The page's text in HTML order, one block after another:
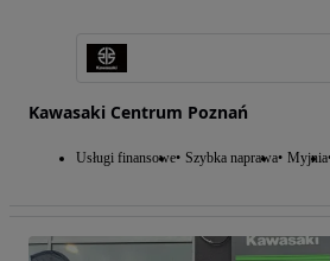
Kawasaki Centrum Poznań
Usługi finansowe Szybka naprawa Myjnia